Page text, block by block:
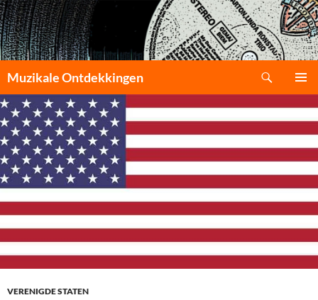
Muzikale Ontdekkingen
MENU
NAAR
DE
INHOUD
VERENIGDE STATEN